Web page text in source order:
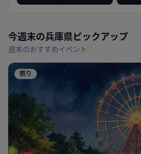
今週末の兵庫県 ピックアップ
週末のおすすめイベント
祭り